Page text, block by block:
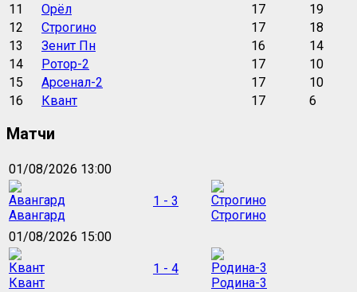
11
Орёл 17
19
12
Строгино 17
18
13
Зенит Пн 16
14
14
Ротор-2 17
10
15
Арсенал-2 17
10
16
Квант 17 6
Матчи
01/08/2026 13:00
Авангард
1 - 3
Строгино
01/08/2026 15:00
Квант
1 - 4
Родина-3